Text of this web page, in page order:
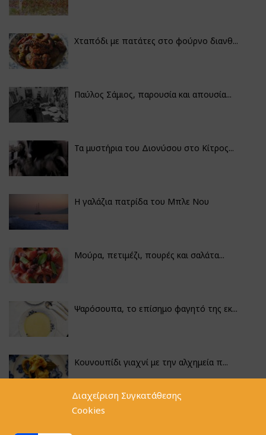
Διαχείριση Συγκατάθεσης
Cookies
Χταπόδι με πατάτες στο φούρνο διανθ...
Παύλος Σάμιος, παρουσία και απουσία...
Τα μυστήρια του Διονύσου στο Κίτρος...
Η γαλάζια πατρίδα του Μπλε Νου
Μούρα, πετιμέζι, πουρές και σαλάτα...
Ψαρόσουπα, το επίσημο φαγητό της εκ...
Κουνουπίδι γιαχνί με την αλχημεία π...
Αγκινάρες γεμιστές με ρύζι και ριζό...